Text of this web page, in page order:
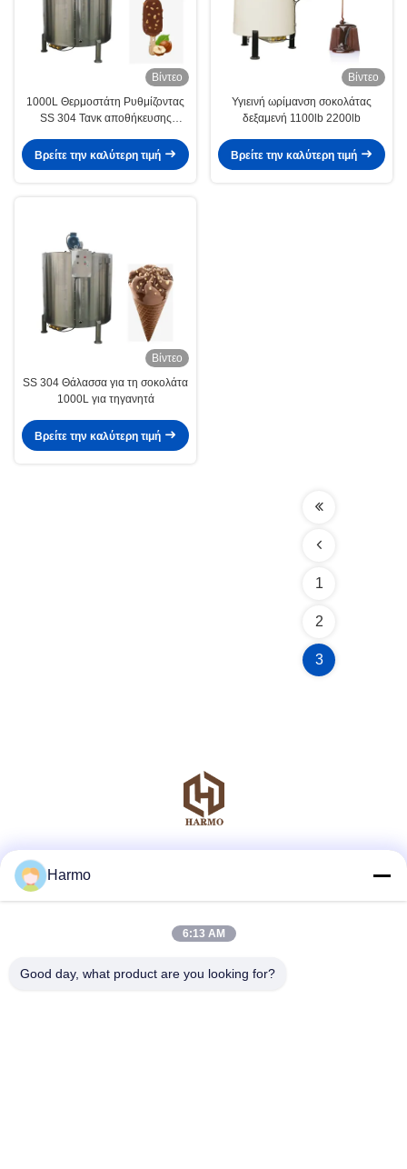
Βίντεο
1000L Θερμοστάτη Ρυθμίζοντας
SS 304 Τανκ αποθήκευσης
Βρείτε την καλύτερη τιμή
Βίντεο
Υγιεινή ωρίμανση σοκολάτας
δεξαμενή 1100lb 2200lb
Βρείτε την καλύτερη τιμή
Βίντεο
SS 304 Θάλασσα για τη σοκολάτα
1000L για τηγανητά
Βρείτε την καλύτερη τιμή
1
2
3
Harmo
6:13 AM
Good day, what product are you looking for?